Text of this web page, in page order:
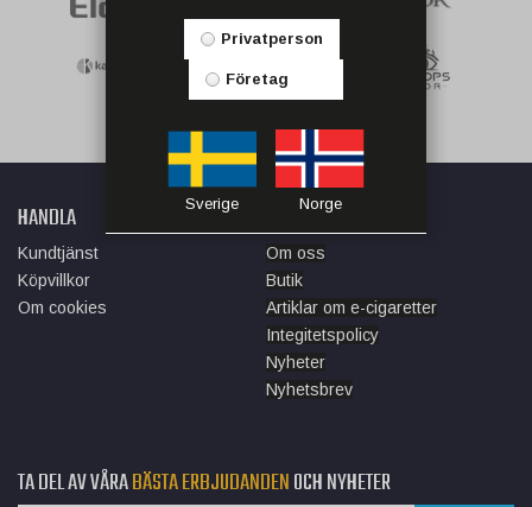
HANDLA
Kundtjänst
Köpvillkor
Om cookies
INFORMATION
Om oss
Butik
Artiklar om e-cigaretter
Integitetspolicy
Nyheter
Nyhetsbrev
TA DEL AV VÅRABÄSTA ERBJUDANDENOCH NYHETER
Privatperson
Företag
Sverige Norge